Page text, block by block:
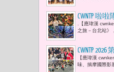
CWNTP 啦
』，才能
.【應瑋漢
之旅－台北站》
CWNTP
戴立忍、
【應瑋漢
味、揣摩國際影